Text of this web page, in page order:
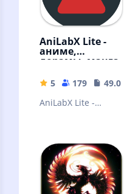
AniLabX Lite -
аниме,
дорамы, манга
5 179
49.02
AniLabX Lite -
манги и ранобэ